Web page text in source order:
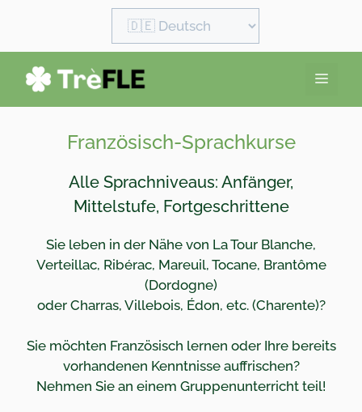
springen
auswählen
Menü
Französisch-Sprachkurse
Alle Sprachniveaus: Anfänger,
Mittelstufe, Fortgeschrittene
Sie leben in der Nähe von La Tour Blanche,
Verteillac, Ribérac, Mareuil, Tocane, Brantôme
(Dordogne)
oder Charras, Villebois, Édon, etc. (Charente)?
Sie möchten Französisch lernen oder Ihre bereits
vorhandenen Kenntnisse auffrischen?
Nehmen Sie an einem Gruppenunterricht teil!